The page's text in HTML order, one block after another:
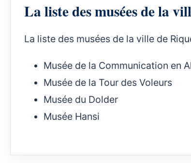
La liste des musées de la
La liste des musées de la ville de
Musée de la Communication en
Musée de la Tour des Voleurs
Musée du Dolder
Musée Hansi